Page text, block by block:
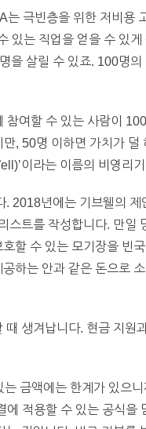
극빈층을 위한 저비용
는 직업을 얻을 수 있
살릴 수 있죠. 100명의
여할 수 있는 사람이
, 50명 이하면 가치가
이라는 이름의 비영리
. 2018년에는 기브웰의
트를 작성합니다. 만일
할 수 있는 모기장을 빈
하는 안과 같은 돈으로
생겨납니다. 현금 지원
금액에는 한계가 있으
에 적용할 수 있는 공식